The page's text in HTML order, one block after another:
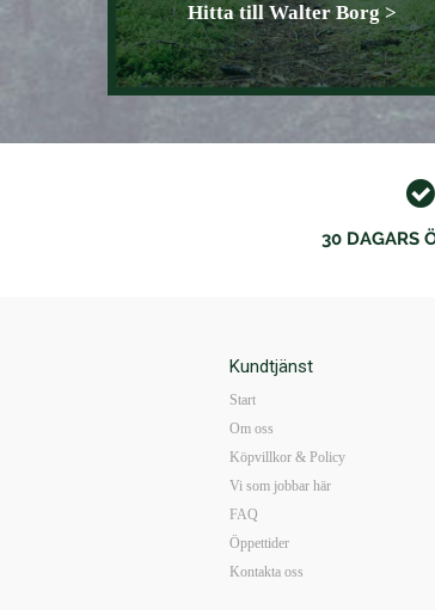
Hitta till Walter Borg >
30 DAGARS
Kundtjänst
Start
Om oss
Köpvillkor & Policy
Vi som jobbar här
FAQ
Öppettider
Kontakta oss